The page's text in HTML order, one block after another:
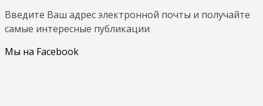
Введите Ваш адрес электронной почты и получайте
самые интересные публикации
Мы на Facebook